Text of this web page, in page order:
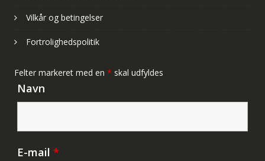
Vilkår og betingelser
Fortrolighedspolitik
Felter markeret med en * skal udfyldes
Navn
E-mail *